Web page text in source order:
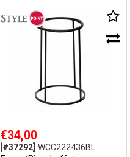
€34,00
[#37292] WCC222436BL